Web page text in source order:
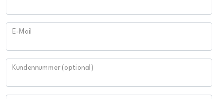
E-Mail
Kundennummer (optional)